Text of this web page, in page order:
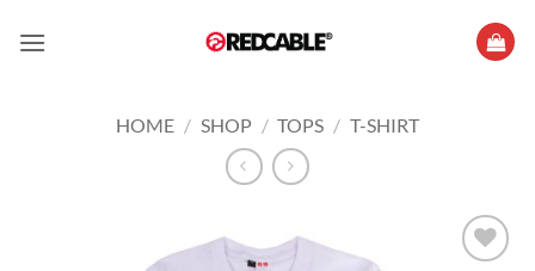
HOME / SHOP / TOPS / T-SHIRT